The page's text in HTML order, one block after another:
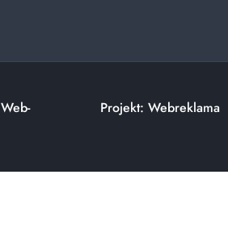
Web-
Projekt: Webreklama